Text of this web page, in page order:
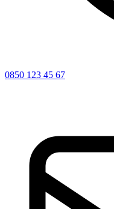
0850 123 45 67